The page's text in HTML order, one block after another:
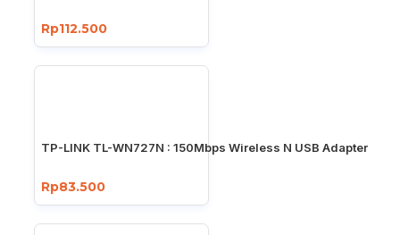
Rp112.500
TP-LINK TL-WN727N : 150Mbps Wireless N USB Adapter
Rp83.500